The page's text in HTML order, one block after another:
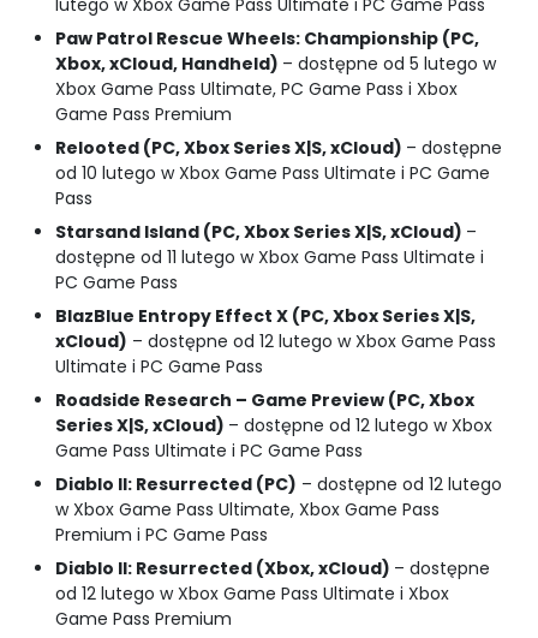
Paw Patrol Rescue Wheels: Championship (PC,
Xbox, xCloud, Handheld) – dostępne od 5 lutego w
Xbox Game Pass Ultimate, PC Game Pass i Xbox
Game Pass Premium
Relooted (PC, Xbox Series X|S, xCloud) – dostępne
od 10 lutego w Xbox Game Pass Ultimate i PC Game
Pass
Starsand Island (PC, Xbox Series X|S, xCloud) –
dostępne od 11 lutego w Xbox Game Pass Ultimate i
PC Game Pass
BlazBlue Entropy Effect X (PC, Xbox Series X|S,
xCloud) – dostępne od 12 lutego w Xbox Game Pass
Ultimate i PC Game Pass
Roadside Research – Game Preview (PC, Xbox
Series X|S, xCloud) – dostępne od 12 lutego w Xbox
Game Pass Ultimate i PC Game Pass
Diablo II: Resurrected (PC) – dostępne od 12 lutego
w Xbox Game Pass Ultimate, Xbox Game Pass
Premium i PC Game Pass
Diablo II: Resurrected (Xbox, xCloud) – dostępne
od 12 lutego w Xbox Game Pass Ultimate i Xbox
Game Pass Premium